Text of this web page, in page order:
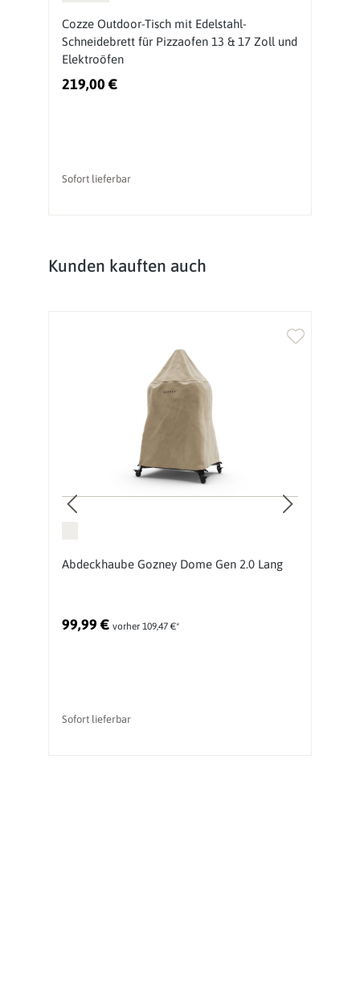
Cozze Outdoor-Tisch mit Edelstahl-
Schneidebrett für Pizzaofen 13 & 17 Zoll und
Elektroöfen
219,00 €
Sofort lieferbar
Produktgalerie überspringen
Kunden kauften auch
Abdeckhaube Gozney Dome Gen 2.0 Lang
99,99 € vorher 109,47 €*
Sofort lieferbar